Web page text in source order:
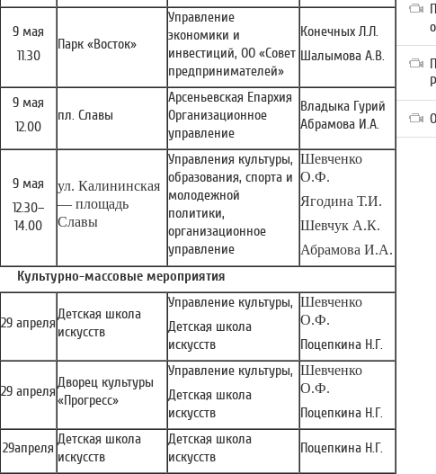
9 мая
11.30
Парк «Восток»
Управление
экономики и
инвестиций, ОО «Совет
предпринимателей»
Конечных Л.Л.
Шалымова А.В.
9 мая
12.00
пл. Славы
Арсеньевская Епархия
Организационное
управление
Владыка Гурий
Абрамова И.А.
9 мая
12.30–
14.00
ул. Калининская
— площадь
Славы
Управления культуры,
образования, спорта и
молодежной
политики,
организационное
управление
Шевченко
О.Ф.
Ягодина Т.И.
Шевчук А.К.
Абрамова И.А.
Культурно-массовые мероприятия
29 апреля
Детская школа
искусств
Управление культуры,
Детская школа
искусств
Шевченко
О.Ф.
Поцепкина Н.Г.
29 апреля
Дворец культуры
«Прогресс»
Управление культуры,
Детская школа
искусств
Шевченко
О.Ф.
Поцепкина Н.Г.
29апреля
Детская школа
искусств
Детская школа
искусств
Поцепкина Н.Г.